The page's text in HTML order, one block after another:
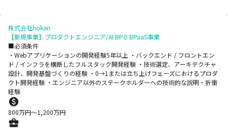
株式会社hokan
【新規事業】プロダクトエンジニア/AI BPO BPaaS事業
■必須条件
・Webアプリケーションの開発経験5年以上 ・バックエンド / フロントエン
ド / インフラを横断したフルスタック開発経験 ・技術選定、アーキテクチャ
設計、開発基盤づくりの経験 ・0→1または立ち上げフェーズにおけるプロダ
クト開発経験 ・エンジニア以外のステークホルダーへの技術的な説明・折衝
経験
800万円〜1,200万円